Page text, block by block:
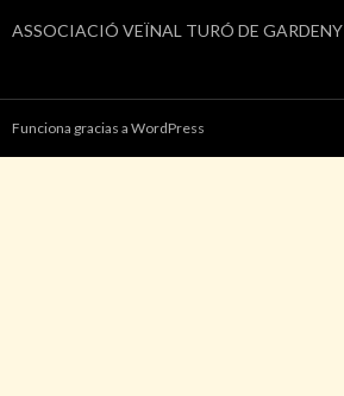
ASSOCIACIÓ VEÏNAL TURÓ DE GARDENY
Funciona gracias a WordPress